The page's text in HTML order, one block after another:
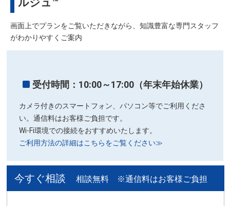
画面上でプランをご覧いただきながら、知識豊富な専門スタッフ
がわかりやすくご案内
受付時間：10:00～17:00（年末年始休業）
カメラ付きのスマートフォン、パソコン等でご利用くださ
い。通信料はお客様ご負担です。
Wi-Fi環境での接続をおすすめいたします。
ご利用方法の詳細はこちらをご覧ください≫
今すぐ相談相談無料 ※通信料はお客様ご負担